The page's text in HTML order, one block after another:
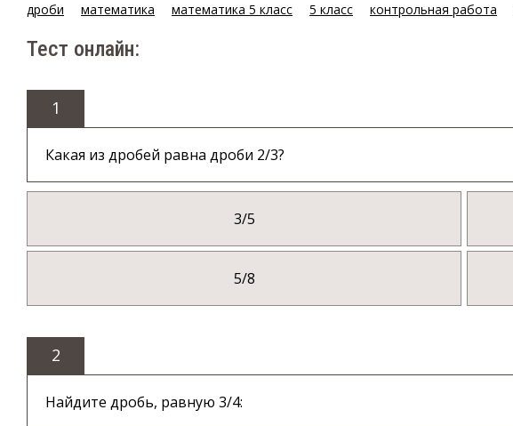
дроби математика математика 5 класс 5 класс контрольная работа
Тест онлайн:
1
Какая из дробей равна дроби 2/3?
3/5
5/8
2
Найдите дробь, равную 3/4: